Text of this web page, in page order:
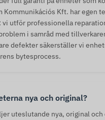
Kommunikációs Kft. har egen
vi utför professionella
i samråd med
defekter säkerställer vi
bytesprocess.
nya och original?
uteslutande nya, original